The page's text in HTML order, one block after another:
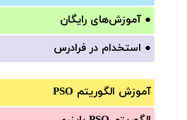
● آموزش‌های رایگان
● استخدام در فرادرس
آموزش الگوریتم PSO